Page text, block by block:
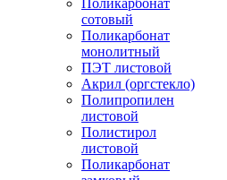
Поликарбонат
сотовый
Поликарбонат
монолитный
ПЭТ листовой
Акрил (оргстекло)
Полипропилен
листовой
Полистирол
листовой
Поликарбонат